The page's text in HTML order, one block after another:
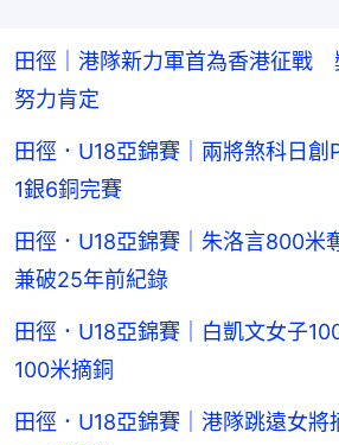
田徑｜港隊新力軍首為香港征戰
努力肯定
田徑．U18亞錦賽｜兩將煞科日
1銀6銅完賽
田徑．U18亞錦賽｜朱洛言800
兼破25年前紀錄
田徑．U18亞錦賽｜白凱文女子
100米摘銅
田徑．U18亞錦賽｜港隊跳遠女